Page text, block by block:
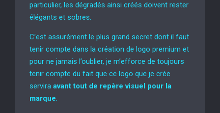
particulier, les dégradés ainsi créés doivent rester
élégants et sobres.
C’est assurément le plus grand secret dont il faut
tenir compte dans la création de logo premium et
pour ne jamais l’oublier, je m’efforce de toujours
tenir compte du fait que ce logo que je crée
servira avant tout de repère visuel pour la
marque.